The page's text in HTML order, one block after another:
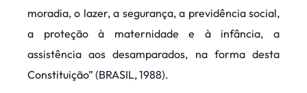
moradia, o lazer, a segurança, a previdência social,
a proteção à maternidade e à infância, a
assistência aos desamparados, na forma desta
Constituição” (BRASIL, 1988).